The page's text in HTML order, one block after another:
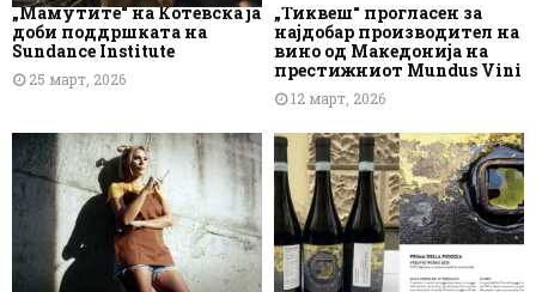
„Мамутите“ на Котевска ја
доби поддршката на
Sundance Institute
25 март, 2026
„Тиквеш“ прогласен за
најдобар производител на
вино од Македонија на
престижниот Mundus Vini
12 март, 2026